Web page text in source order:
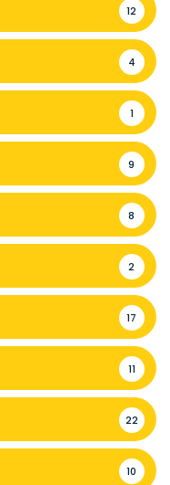
12
4
1
9
8
2
17
11
22
10